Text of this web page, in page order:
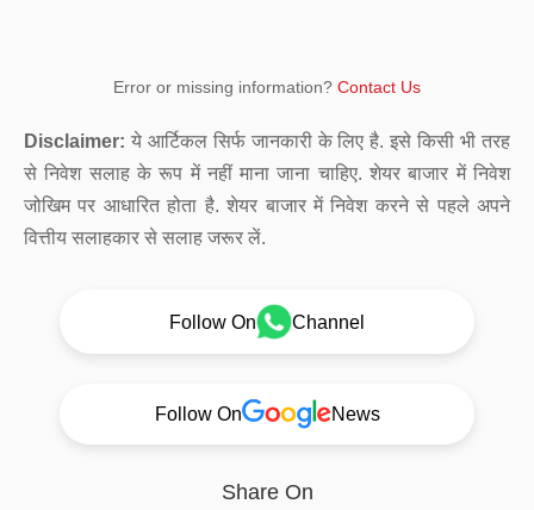
Error or missing information? Contact Us
Disclaimer: ये आर्टिकल सिर्फ जानकारी के लिए है. इसे किसी भी तरह
से निवेश सलाह के रूप में नहीं माना जाना चाहिए. शेयर बाजार में निवेश
जोखिम पर आधारित होता है. शेयर बाजार में निवेश करने से पहले अपने
वित्तीय सलाहकार से सलाह जरूर लें.
Follow On Channel
Follow On News
Share On